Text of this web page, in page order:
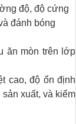
độ, độ cứng
đánh bóng
ăn mòn trên lớp
cao, độ ổn định
xuất, và kiểm